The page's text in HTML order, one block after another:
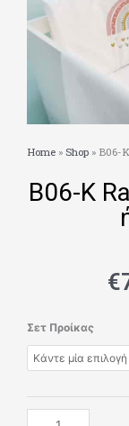
Home » Shop » Β06-
Β06-Κ
€
Σετ Προίκας
Β06-
Κ
Rainbow